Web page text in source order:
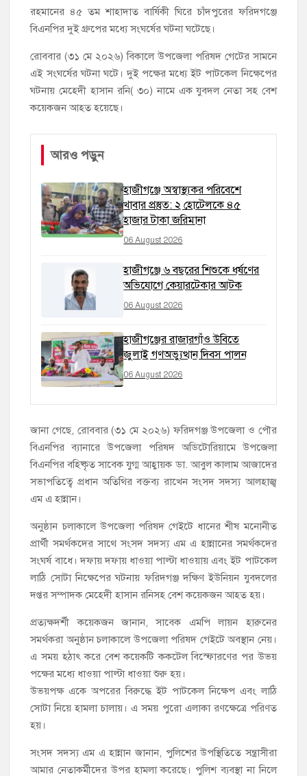
রহমানের ৪৫ তম শাহাদাত বার্ষিকী ঘিরে চাঁদপুরের ফরিদগঞ্জে
বিএনপির দুই গ্রুপের মধ্যে সংঘর্ষের ঘটনা ঘটেছে।
রোববার (৩১ মে ২০২৬) বিকালে উপজেলা পরিষদ গেটের সামনে
এই সংঘর্ষের ঘটনা ঘটে। দুই পক্ষের মধ্যে ইট পাটকেল নিক্ষেপের
ঘটনায় মেহেদী হাসান রনি( ৩০) নামে এক যুবদল নেতা সহ বেশ
কয়েকজন আহত হয়েছে।
আরও পড়ুন
হাজীগঞ্জে অস্বাস্থ্যকর পরিবেশে
খাবার প্রস্তুত: ২ হোটেলকে ৪৫
হাজার টাকা জরিমানা
06 August 2026
হাজীগঞ্জে ৬ বছরের শিশুকে ধর্ষণের
অভিযোগে কেয়ারটেকার আটক
06 August 2026
হাজীগঞ্জের রাজারগাঁও উবিতে
জুলাই গণঅভ্যুত্থান দিবস পালন
06 August 2026
জানা গেছে, রোববার (৩১ মে ২০২৬) ফরিদগঞ্জ উপজেলা ও পৌর
বিএনপির ব্যানারে উপজেলা পরিষদ অডিটোরিয়ামে উপজেলা
বিএনপির বহিষ্কৃত সাবেক যুগ্ম আহ্বায়ক ডা. আবুল কালাম আজাদের
সভাপতিত্বে প্রধান অতিথির বক্তব্য রাখেন সংসদ সদস্য আলহাজ্ব
এম এ হান্নান।
অনুষ্ঠান চলাকালে উপজেলা পরিষদ গেইটে ধানের শীষ মনোনীত
প্রার্থী সমর্থকদের সাথে সংসদ সদস্য এম এ হান্নানের সমর্থকদের
সংঘর্ষ বাধে। দফায় দফায় ধাওয়া পাল্টা ধাওয়ায় এবং ইট পাটকেল
লাঠি সোটা নিক্ষেপের ঘটনায় ফরিদগঞ্জ দক্ষিণ ইউনিয়ন যুবদলের
দপ্তর সম্পাদক মেহেদী হাসান রনিসহ বেশ কয়েকজন আহত হয়।
প্রত্যক্ষদর্শী কয়েকজন জানান, সাবেক এমপি লায়ন হারুনের
সমর্থকরা অনুষ্ঠান চলাকালে উপজেলা পরিষদ গেইটে অবস্থান নেয়।
এ সময় হঠাৎ করে বেশ কয়েকটি ককটেল বিস্ফোরণের পর উভয়
পক্ষের মধ্যে ধাওয়া পাল্টা ধাওয়া শুরু হয়।
উভয়পক্ষ একে অপরের বিরুদ্ধে ইট পাটকেল নিক্ষেপ এবং লাঠি
সোটা নিয়ে হামলা চালায়। এ সময় পুরো এলাকা রণক্ষেত্রে পরিণত
হয়।
সংসদ সদস্য এম এ হান্নান জানান, পুলিশের উপস্থিতিতে সন্ত্রাসীরা
আমার নেতাকর্মীদের উপর হামলা করেছে। পুলিশ ব্যবস্থা না নিলে